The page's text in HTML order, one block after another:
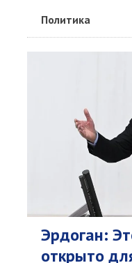
Политика
Эрдоган:
открыто